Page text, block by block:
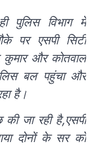
पुलिस विभाग में
पर एसपी सिटी
और कोतवाल
बल पहुंचा और
है।
जा रही है,एसपी
दोनों के सर को